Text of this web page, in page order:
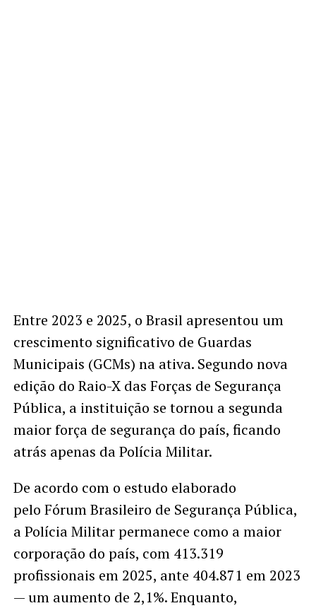
Entre 2023 e 2025, o Brasil apresentou um
crescimento significativo de Guardas
Municipais (GCMs) na ativa. Segundo nova
edição do Raio-X das Forças de Segurança
Pública, a instituição se tornou a segunda
maior força de segurança do país, ficando
atrás apenas da Polícia Militar.
De acordo com o estudo elaborado
pelo Fórum Brasileiro de Segurança Pública,
a Polícia Militar permanece como a maior
corporação do país, com 413.319
profissionais em 2025, ante 404.871 em 2023
— um aumento de 2,1%. Enquanto,